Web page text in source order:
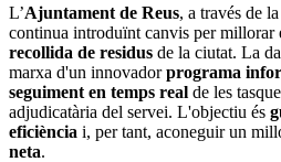
L’Ajuntament de Reus, a través de
continua introduïnt canvis per millorar
recollida de residus de la ciutat. La
marxa d'un innovadorprograma
seguiment en temps real de les
adjudicatària del servei. L'objectiu és
eficiència i, per tant, aconeguir un
neta.